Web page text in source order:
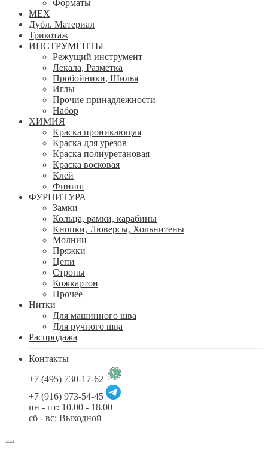
Форматы
МЕХ
Дубл. Материал
Трикотаж
ИНСТРУМЕНТЫ
Режущий инструмент
Лекала, Разметка
Пробойники, Шилья
Иглы
Прочие принадлежности
Набор
ХИМИЯ
Краска проникающая
Краска для урезов
Краска полиуретановая
Краска восковая
Клей
Финиш
ФУРНИТУРА
Замки
Кольца, рамки, карабины
Кнопки, Люверсы, Хольнитены
Молнии
Пряжки
Цепи
Стропы
Кожкартон
Прочее
Нитки
Для машинного шва
Для ручного шва
Распродажа
Контакты
+7 (495) 730-17-62
+7 (916) 973-54-45
пн - пт: 10.00 - 18.00
сб - вс: Выходной